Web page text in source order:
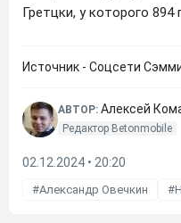
Гретцки, у которого 894
Источник - Соцсети
АВТОР: Алексей
Редактор Betonmobile
02.12.2024 • 20:20
Александр Овечкин